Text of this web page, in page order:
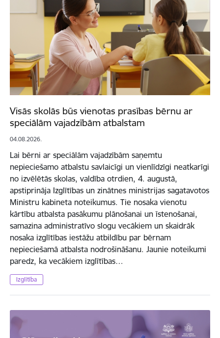
Visās skolās būs vienotas prasības bērnu ar
speciālām vajadzībām atbalstam
04.08.2026.
Lai bērni ar speciālām vajadzībām saņemtu
nepieciešamo atbalstu savlaicīgi un vienlīdzīgi neatkarīgi
no izvēlētās skolas, valdība otrdien, 4. augustā,
apstiprināja Izglītības un zinātnes ministrijas sagatavotos
Ministru kabineta noteikumus. Tie nosaka vienotu
kārtību atbalsta pasākumu plānošanai un īstenošanai,
samazina administratīvo slogu vecākiem un skaidrāk
nosaka izglītības iestāžu atbildību par bērnam
nepieciešamā atbalsta nodrošināšanu. Jaunie noteikumi
paredz, ka vecākiem izglītības…
Izglītība